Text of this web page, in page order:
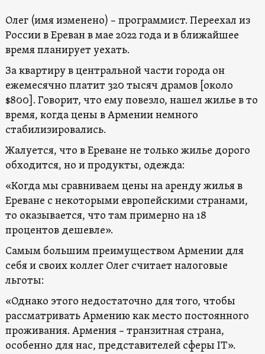
Олег (имя изменено) – программист. Переехал из
России в Ереван в мае 2022 года и в ближайшее
время планирует уехать.
За квартиру в центральной части города он
ежемесячно платит 320 тысяч драмов [около
$800]. Говорит, что ему повезло, нашел жилье в то
время, когда цены в Армении немного
стабилизировались.
Жалуется, что в Ереване не только жилье дорого
обходится, но и продукты, одежда:
«Когда мы сравниваем цены на аренду жилья в
Ереване с некоторыми европейскими странами,
то оказывается, что там примерно на 18
процентов дешевле».
Самым большим преимуществом Армении для
себя и своих коллег Олег считает налоговые
льготы:
«Однако этого недостаточно для того, чтобы
рассматривать Армению как место постоянного
проживания. Армения – транзитная страна,
особенно для нас, представителей сферы IT».